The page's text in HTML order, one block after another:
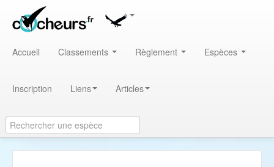
Accueil Classements Règlement Espèces
Inscription Liens Articles